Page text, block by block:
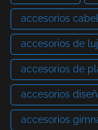
accesorios
accesorios de
accesorios de
accesorios
accesorios